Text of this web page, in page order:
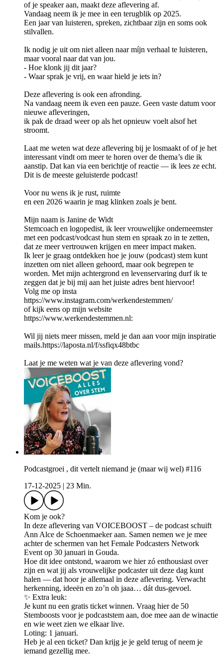
of je speaker aan, maakt deze aflevering af.
Vandaag neem ik je mee in een terugblik op 2025.
Een jaar van luisteren, spreken, zichtbaar zijn en soms ook
stilvallen.
Ik nodig je uit om niet alleen naar míjn verhaal te luisteren,
maar vooral naar dat van jou.
- Hoe klonk jij dit jaar?
- Waar sprak je vrij, en waar hield je iets in?
Deze aflevering is ook een afronding.
Na vandaag neem ik even een pauze. Geen vaste datum voor
nieuwe afleveringen,
ik pak de draad weer op als het opnieuw voelt alsof het
stroomt.
Laat me weten wat deze aflevering bij je losmaakt of of je het
interessant vindt om meer te horen over de thema’s die ik
aanstip. Dat kan via een berichtje of reactie — ik lees ze echt.
Dit is de meeste geluisterde podcast!
Voor nu wens ik je rust, ruimte
en een 2026 waarin je mag klinken zoals je bent.
Mijn naam is Janine de Widt
Stemcoach en logopedist, ik leer vrouwelijke onderneemster
met een podcast/vodcast hun stem en spraak zo in te zetten,
dat ze meer vertrouwen krijgen en meer impact maken.
Ik leer je graag ontdekken hoe je jouw (podcast) stem kunt
inzetten om niet alleen gehoord, maar ook begrepen te
worden. Met mijn achtergrond en levenservaring durf ik te
zeggen dat je bij mij aan het juiste adres bent hiervoor!
Volg me op insta
https://www.instagram.com/werkendestemmen/
of kijk eens op mijn website
https://www.werkendestemmen.nl:
Wil jij niets meer missen, meld je dan aan voor mijn inspiratie
mails.https://laposta.nl/f/ssfiqx48btbc
Laat je me weten wat je van deze aflevering vond?
Podcastgroei , dit vertelt niemand je (maar wij wel) #116
17-12-2025
23 Min.
Kom je ook?
In deze aflevering van VOICEBOOST – de podcast schuift
Ann Alce de Schoenmaeker aan. Samen nemen we je mee
achter de schermen van het Female Podcasters Network
Event op 30 januari in Gouda.
Hoe dit idee ontstond, waarom we hier zó enthousiast over
zijn en wat jij als vrouwelijke podcaster uit deze dag kunt
halen — dat hoor je allemaal in deze aflevering. Verwacht
herkenning, ideeën en zo’n oh jaaa… dát dus-gevoel.
✨ Extra leuk:
Je kunt nu een gratis ticket winnen. Vraag hier de 50
Stemboosts voor je podcaststem aan, doe mee aan de winactie
en wie weet zien we elkaar live.
Loting: 1 januari.
Heb je al een ticket? Dan krijg je je geld terug of neem je
iemand gezellig mee.